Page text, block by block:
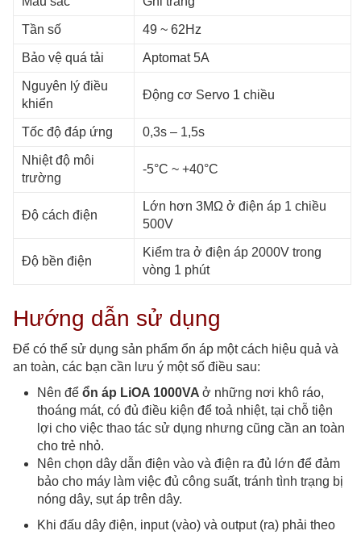
Tần số 49 ~ 62Hz
Bảo vệ quá tải Aptomat 5A
Nguyên lý điều
khiển
Động cơ Servo 1 chiều
Tốc độ đáp ứng 0,3s – 1,5s
Nhiệt độ môi
trường
-5°C ~ +40°C
Độ cách điện
Lớn hơn 3MΩ ở điện áp 1 chiều
500V
Độ bền điện
Kiểm tra ở điện áp 2000V trong
vòng 1 phút
Hướng dẫn sử dụng
Để có thể sử dụng sản phẩm ổn áp một cách hiệu quả và
an toàn, các bạn cần lưu ý một số điều sau:
Nên để ổn áp LiOA 1000VA ở những nơi khô ráo,
thoáng mát, có đủ điều kiện để toả nhiệt, tại chỗ tiện
lợi cho việc thao tác sử dụng nhưng cũng cần an toàn
cho trẻ nhỏ.
Nên chọn dây dẫn điện vào và điện ra đủ lớn để đảm
bảo cho máy làm việc đủ công suất, tránh tình trạng bị
nóng dây, sụt áp trên dây.
Khi đấu dây điện, input (vào) và output (ra) phải theo